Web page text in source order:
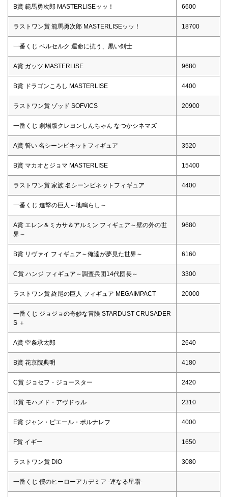
B賞 範馬勇次郎 MASTERLISEッッ！ 6600
ラストワン賞 範馬勇次郎 MASTERLISEッッ！ 18700
一番くじ ベルセルク 運命に抗う、黒い剣士
A賞 ガッツ MASTERLISE 9680
B賞 ドラゴンころし MASTERLISE 4400
ラストワン賞 ゾッド SOFVICS 20900
一番くじ 劇場版クレヨンしんちゃん なつかシネマズ
A賞 誓い 名シーンビネットフィギュア 3520
B賞 マカオとジョマ MASTERLISE 15400
ラストワン賞 家族 名シーンビネットフィギュア 4400
一番くじ 進撃の巨人～地鳴らし～
A賞 エレン＆ミカサ＆アルミン フィギュア～壁の外の世
界～
9680
B賞 リヴァイ フィギュア～俺達が夢見た世界～ 6160
C賞 ハンジ フィギュア～調査兵団14代団長～ 3300
ラストワン賞 終尾の巨人 フィギュア MEGAIMPACT 20000
一番くじ ジョジョの奇妙な冒険 STARDUST CRUSADER
S ＋
A賞 空条承太郎 2640
B賞 花京院典明 4180
C賞 ジョセフ・ジョースター 2420
D賞 モハメド・アヴドゥル 2310
E賞 ジャン・ピエール・ポルナレフ 4000
F賞 イギー 1650
ラストワン賞 DIO 3080
一番くじ 僕のヒーローアカデミア -連なる星霜-